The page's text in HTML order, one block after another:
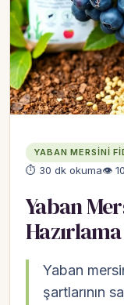
YABAN MERSINI
⏱ 30 dk okuma👁
Yaban
Yaban
şartlarının